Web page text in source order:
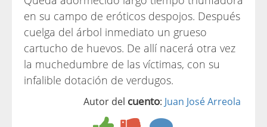
en su campo de eróticos despojos. Después
cuelga del árbol inmediato un grueso
cartucho de huevos. De allí nacerá otra vez
la muchedumbre de las víctimas, con su
infalible dotación de verdugos.
Autor del cuento: Juan José Arreola